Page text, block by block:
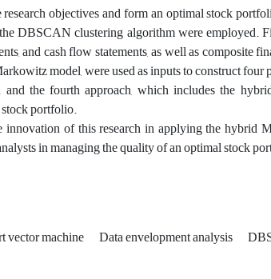
objectives and form an optimal stock
DBSCAN clustering algorithm were employed.
and cash flow statements, as well as composite
model, were used as inputs to construct
the fourth approach, which includes the
portfolio.
innovation of this research in applying the hybrid
in managing the quality of an optimal stock
vector machine Data envelopment analysis